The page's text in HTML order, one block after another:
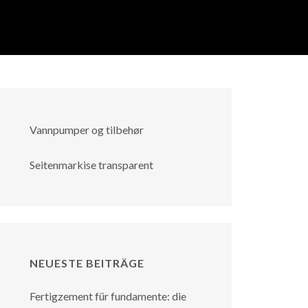
Vannpumper og tilbehør
Seitenmarkise transparent
NEUESTE BEITRÄGE
Fertigzement für fundamente: die